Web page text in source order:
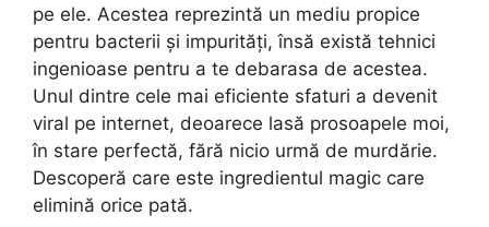
pe ele. Acestea reprezintă un mediu propice
pentru bacterii și impurități, însă există tehnici
ingenioase pentru a te debarasa de acestea.
Unul dintre cele mai eficiente sfaturi a devenit
viral pe internet, deoarece lasă prosoapele moi,
în stare perfectă, fără nicio urmă de murdărie.
Descoperă care este ingredientul magic care
elimină orice pată.